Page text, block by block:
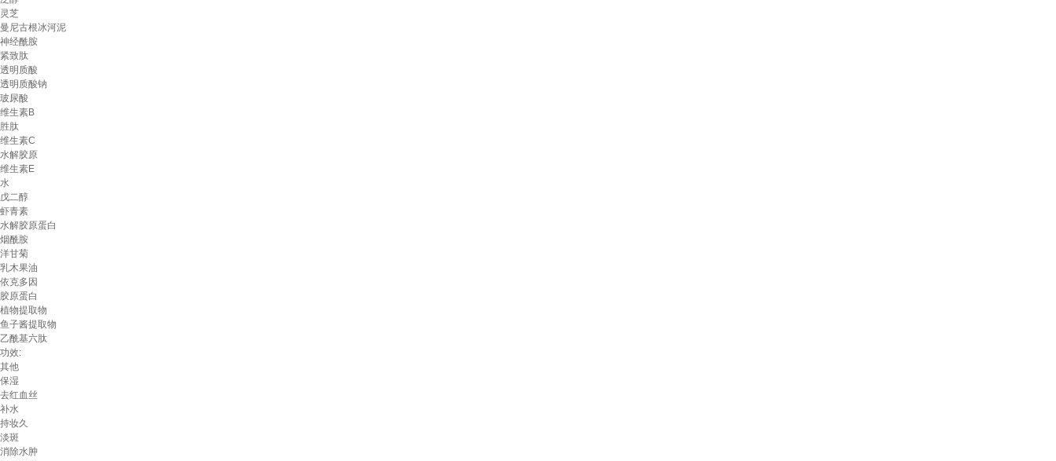
灵芝
曼尼古根冰河泥
神经酰胺
紧致肽
透明质酸
透明质酸钠
玻尿酸
维生素B
胜肽
维生素C
水解胶原
维生素E
水
戊二醇
虾青素
水解胶原蛋白
烟酰胺
洋甘菊
乳木果油
依克多因
胶原蛋白
植物提取物
鱼子酱提取物
乙酰基六肽
功效:
其他
保湿
去红血丝
补水
持妆久
淡斑
消除水肿